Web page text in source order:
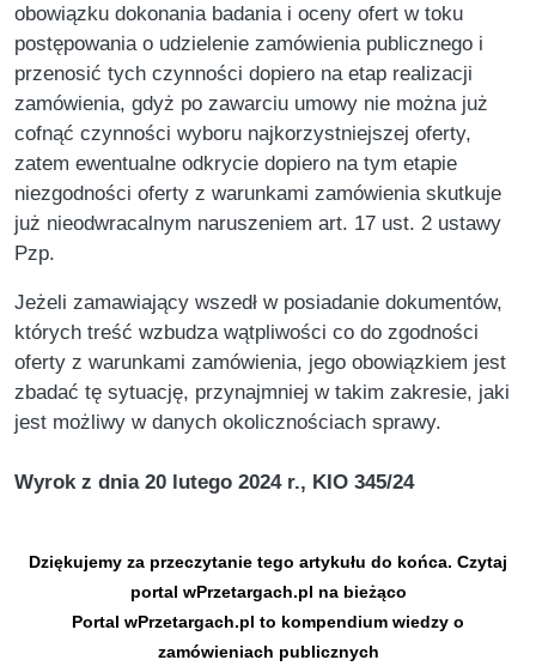
obowiązku dokonania badania i oceny ofert w toku
postępowania o udzielenie zamówienia publicznego i
przenosić tych czynności dopiero na etap realizacji
zamówienia, gdyż po zawarciu umowy nie można już
cofnąć czynności wyboru najkorzystniejszej oferty,
zatem ewentualne odkrycie dopiero na tym etapie
niezgodności oferty z warunkami zamówienia skutkuje
już nieodwracalnym naruszeniem art. 17 ust. 2 ustawy
Pzp.
Jeżeli zamawiający wszedł w posiadanie dokumentów,
których treść wzbudza wątpliwości co do zgodności
oferty z warunkami zamówienia, jego obowiązkiem jest
zbadać tę sytuację, przynajmniej w takim zakresie, jaki
jest możliwy w danych okolicznościach sprawy.
Wyrok z dnia 20 lutego 2024 r., KIO 345/24
Dziękujemy za przeczytanie tego artykułu do końca. Czytaj
portal wPrzetargach.pl na bieżąco
Portal wPrzetargach.pl to kompendium wiedzy o
zamówieniach publicznych